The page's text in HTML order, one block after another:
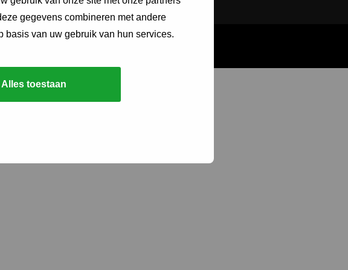
gegevens combineren met andere
basis van uw gebruik van hun services.
Alles toestaan